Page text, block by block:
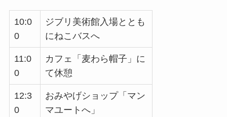
10:0
0
ジブリ美術館入場ととも
にねこバスへ
11:0
0
カフェ「麦わら帽子」に
て休憩
12:3
0
おみやげショップ「マン
マユートへ」